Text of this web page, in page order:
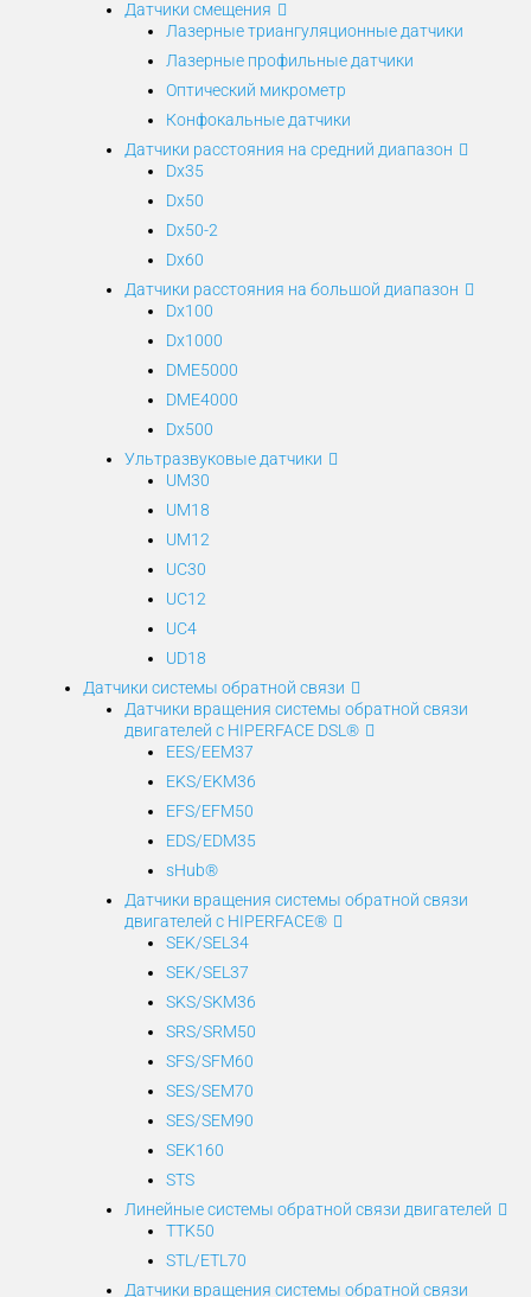
Датчики смещения
Лазерные триангуляционные датчики
Лазерные профильные датчики
Оптический микрометр
Конфокальные датчики
Датчики расстояния на средний диапазон
Dx35
Dx50
Dx50-2
Dx60
Датчики расстояния на большой диапазон
Dx100
Dx1000
DME5000
DME4000
Dx500
Ультразвуковые датчики
UM30
UM18
UM12
UC30
UC12
UC4
UD18
Датчики системы обратной связи
Датчики вращения системы обратной связи
двигателей с HIPERFACE DSL®
EES/EEM37
EKS/EKM36
EFS/EFM50
EDS/EDM35
sHub®
Датчики вращения системы обратной связи
двигателей с HIPERFACE®
SEK/SEL34
SEK/SEL37
SKS/SKM36
SRS/SRM50
SFS/SFM60
SES/SEM70
SES/SEM90
SEK160
STS
Линейные системы обратной связи двигателей
TTK50
STL/ETL70
Датчики вращения системы обратной связи